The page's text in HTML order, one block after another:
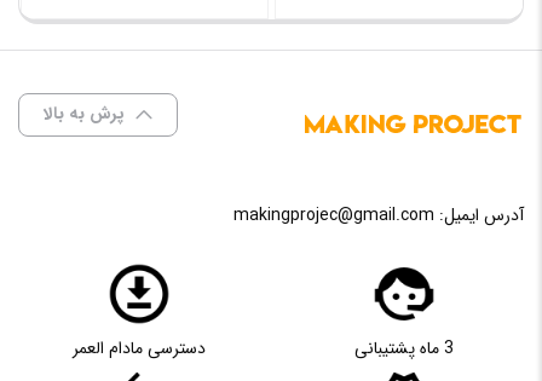
پرش به بالا
آدرس ایمیل: makingprojec@gmail.com
3 ماه پشتیبانی دسترسی مادام العمر